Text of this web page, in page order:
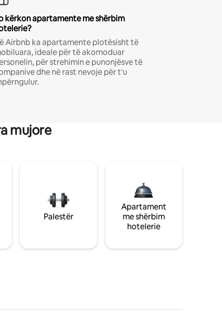
kërkon apartamente me shërbim
Airbnb ka apartamente plotësisht të
ideale për të akomoduar
për strehimin e punonjësve të
dhe në rast nevoje për t'u
mujore
Palestër
Apartament
me shërbim
hotelerie